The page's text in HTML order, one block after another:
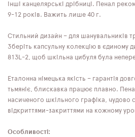
інші канцелярські дрібниці. Пенал
9-12 років. Важить лише 40 г.
Стильний дизайн – для шанувальників
Зберіть капсульну колекцію в єдиному
813L-2, щоб шкільна цибуля була
Еталонна німецька якість – гарантія
тьмяніє, блискавка працює плавно.
насиченого шкільного графіка, чудово
відкриттями-закриттями на кожному
Особливості: